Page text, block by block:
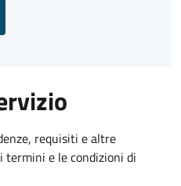
requisiti e altre
e le condizioni di